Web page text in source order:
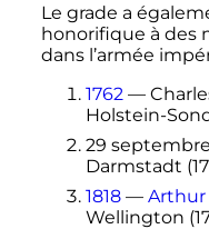
Le grade a
honorifique à des
dans l’armée
1762—
Holstein-
29 septembre
Darmstadt
1818— Arthur
Wellington